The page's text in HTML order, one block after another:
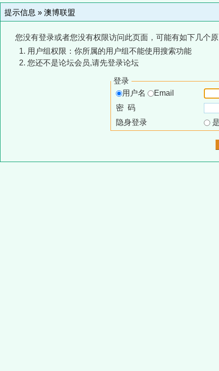
提示信息 » 澳博联盟
您没有登录或者您没有权限访问此页面，可能有如下几个
用户组权限：你所属的用户组不能使用搜索功能
您还不是论坛会员,请先登录论坛
登录
用户名
Email
密 码
隐身登录